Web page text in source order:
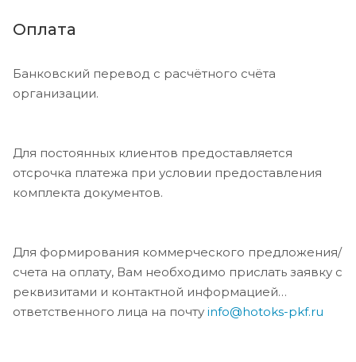
Оплата
Банковский перевод с расчётного счёта
организации.
Для постоянных клиентов предоставляется
отсрочка платежа при условии предоставления
комплекта документов.
Для формирования коммерческого предложения/
счета на оплату, Вам необходимо прислать заявку с
реквизитами и контактной информацией
ответственного лица на почту info@hotoks-pkf.ru